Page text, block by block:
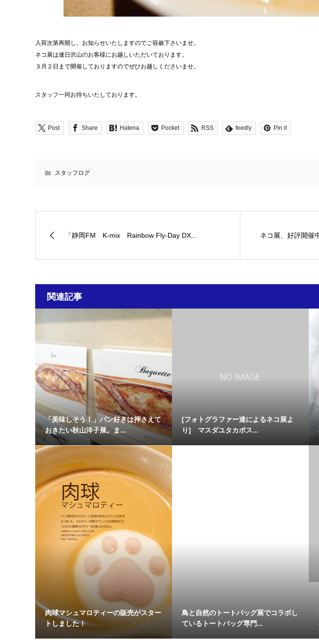
入荷次第再開し、お知らせいたしますのでご容赦下さいませ。
ネコ展は連日沢山のお客様にお越しいただいております。
３月２日まで開催しておりますのでぜひお越しくださいませ。
スタッフ一同お待ちいたしております。
Post Share Hatena Pocket RSS feedly Pin it
スタッフログ
「静岡FM K-mix Rainbow Fly-Day DX... ネコ展、好評開催
関連記事
「美味しそう！」パン好きは押さえて
おきたい秋山洋子展。ま...
[フォトグラファー達によるネコ展よ
り] マスダユタカポス...
肉球マシュマロティーの販売がスター
トしました！
鳥と自然のトートバッグ展でコラボし
ているトートバッグ専門...